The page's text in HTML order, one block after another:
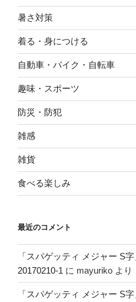
暑さ対策
着る・身につける
自動車・バイク・自転車
趣味・スポーツ
防災・防犯
雑感
雑貨
食べる楽しみ
最近のコメント
「スパゲッティ メジャー S
20170210-1 に mayuriko より
「スパゲッティ メジャー S